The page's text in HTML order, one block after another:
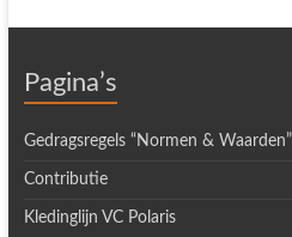
Pagina’s
Gedragsregels “Normen & Waarden”
Contributie
Kledinglijn VC Polaris